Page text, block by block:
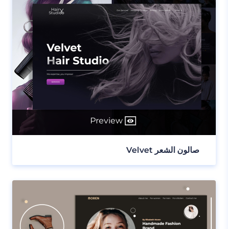
Preview
صالون الشعر Velvet